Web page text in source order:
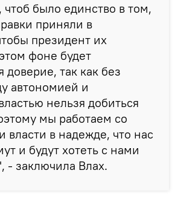
было единство в том,
приняли в
президент их
фоне будет
доверие, так как без
автономией и
нельзя добиться
мы работаем со
власти в надежде, что нас
и будут хотеть с нами
- заключила Влах.